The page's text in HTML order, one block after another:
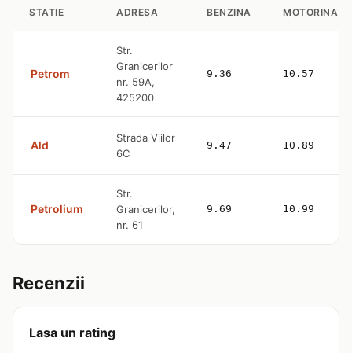
STATIE ADRESA BENZINA MOTORINA
Petrom
Str.
Granicerilor
nr. 59A,
425200
9.36 10.57
Ald
Strada Viilor
6C
9.47 10.89
Petrolium
Str.
Granicerilor,
nr. 61
9.69 10.99
Recenzii
Lasa un rating